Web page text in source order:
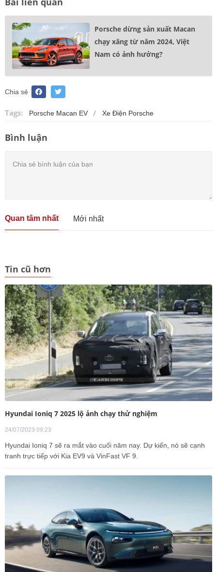
Porsche dừng sản xuất Macan
chạy xăng từ năm 2024, Việt
Nam có ảnh hưởng?
Chia sẻ
Tags: Porsche Macan EV Xe Điện Porsche
Bình luận
Quan tâm nhất Mới nhất
Tin cũ hơn
Hyundai Ioniq 7 2025 lộ ảnh chạy thử nghiệm
24/07/2023 09:23
Hyundai Ioniq 7 sẽ ra mắt vào cuối năm nay. Dự kiến, nó sẽ cạnh
tranh trực tiếp với Kia EV9 và VinFast VF 9.